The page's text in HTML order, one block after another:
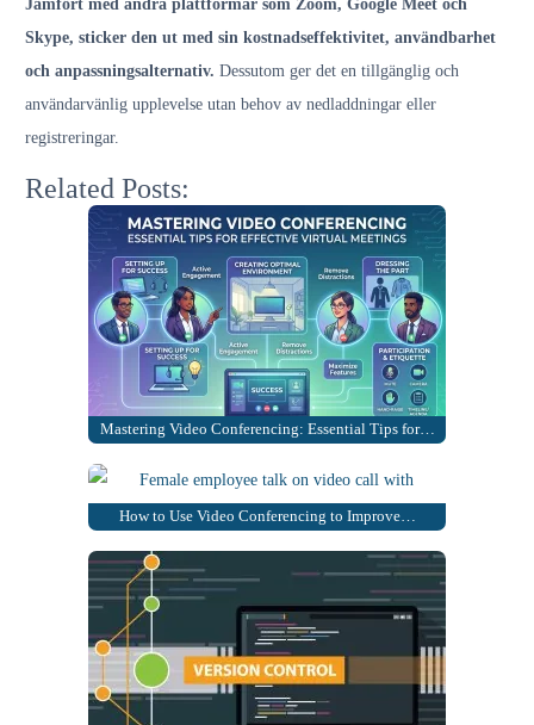
Jämfört med andra plattformar som Zoom, Google Meet och
Skype, sticker den ut med sin kostnadseffektivitet, användbarhet
och anpassningsalternativ. Dessutom ger det en tillgänglig och
användarvänlig upplevelse utan behov av nedladdningar eller
registreringar.
Related Posts:
Mastering Video Conferencing: Essential Tips for…
How to Use Video Conferencing to Improve…